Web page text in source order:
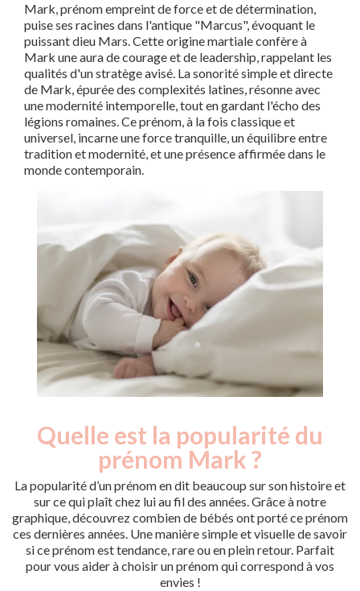
Mark, prénom empreint de force et de détermination,
puise ses racines dans l'antique "Marcus", évoquant le
puissant dieu Mars. Cette origine martiale confère à
Mark une aura de courage et de leadership, rappelant les
qualités d'un stratège avisé. La sonorité simple et directe
de Mark, épurée des complexités latines, résonne avec
une modernité intemporelle, tout en gardant l'écho des
légions romaines. Ce prénom, à la fois classique et
universel, incarne une force tranquille, un équilibre entre
tradition et modernité, et une présence affirmée dans le
monde contemporain.
Quelle est la popularité du
prénom Mark ?
La popularité d’un prénom en dit beaucoup sur son histoire et
sur ce qui plaît chez lui au fil des années. Grâce à notre
graphique, découvrez combien de bébés ont porté ce prénom
ces dernières années. Une manière simple et visuelle de savoir
si ce prénom est tendance, rare ou en plein retour. Parfait
pour vous aider à choisir un prénom qui correspond à vos
envies !
Année
Nouveaux-
nés
2012
7
2013
5
2014
13
2015
12
2016
12
2017
8